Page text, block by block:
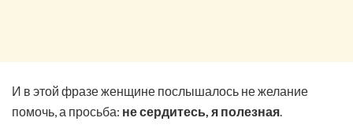
И в этой фразе женщине послышалось не желание
помочь, а просьба: не сердитесь, я полезная.